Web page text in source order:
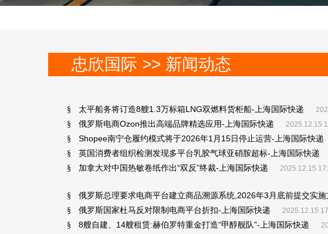
忠欣国际 >> 新闻动态
§ 太平船务将订造8艘1.3万标箱LNG双燃料货柜船-上海国际快递
§ 俄罗斯电商Ozon推出高端品牌精选应用-上海国际快递 2025.12.15
§ Shopee南宁仓履约模式将于2026年1月15日停止运营-上海国际快递
§ 英国消费者组织检测发现多平台乳胶气球亚硝胺超标-上海国际快递
§ 加拿大对中国热敏卷纸作出“双反”终裁-上海国际快递 2025.12.15
§ 俄罗斯总理要求电商平台建立商品溯源系统,2026年3月底前提交实
§ 俄罗斯国家杜马反对限制电商平台折扣-上海国际快递 2025.12.15
§ 8艘自建、14艘租赁:赫伯罗特重金打造“甲醇舰队”-上海国际快递